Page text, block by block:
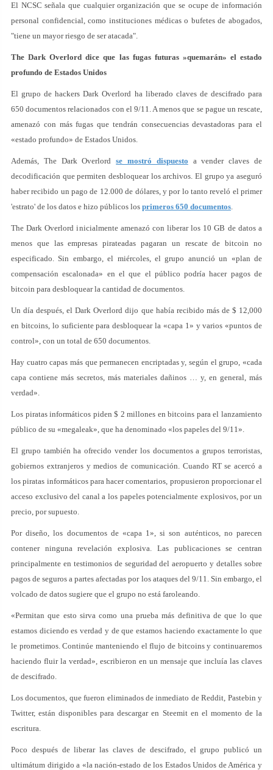
El NCSC señala que cualquier organización que se ocupe de información
personal confidencial, como instituciones médicas o bufetes de abogados,
"tiene un mayor riesgo de ser atacada".
The Dark Overlord dice que las fugas futuras »quemarán» el estado
profundo de Estados Unidos
El grupo de hackers Dark Overlord ha liberado claves de descifrado para
650 documentos relacionados con el 9/11. A menos que se pague un rescate,
amenazó con más fugas que tendrán consecuencias devastadoras para el
«estado profundo» de Estados Unidos.
Además, The Dark Overlordse mostró dispuesto a vender claves de
decodificación que permiten desbloquear los archivos. El grupo ya aseguró
haber recibido un pago de 12.000 de dólares, y por lo tanto reveló el primer
'estrato' de los datos e hizo públicos los primeros 650 documentos.
The Dark Overlord inicialmente amenazó con liberar los 10 GB de datos a
menos que las empresas pirateadas pagaran un rescate de bitcoin no
especificado. Sin embargo, el miércoles, el grupo anunció un «plan de
compensación escalonada» en el que el público podría hacer pagos de
bitcoin para desbloquear la cantidad de documentos.
Un día después, el Dark Overlord dijo que había recibido más de $ 12,000
en bitcoins, lo suficiente para desbloquear la «capa 1» y varios «puntos de
control», con un total de 650 documentos.
Hay cuatro capas más que permanecen encriptadas y, según el grupo, «cada
capa contiene más secretos, más materiales dañinos … y, en general, más
verdad».
Los piratas informáticos piden $ 2 millones en bitcoins para el lanzamiento
público de su «megaleak», que ha denominado «los papeles del 9/11».
El grupo también ha ofrecido vender los documentos a grupos terroristas,
gobiernos extranjeros y medios de comunicación. Cuando RT se acercó a
los piratas informáticos para hacer comentarios, propusieron proporcionar el
acceso exclusivo del canal a los papeles potencialmente explosivos, por un
precio, por supuesto.
Por diseño, los documentos de «capa 1», si son auténticos, no parecen
contener ninguna revelación explosiva. Las publicaciones se centran
principalmente en testimonios de seguridad del aeropuerto y detalles sobre
pagos de seguros a partes afectadas por los ataques del 9/11. Sin embargo, el
volcado de datos sugiere que el grupo no está faroleando.
«Permitan que esto sirva como una prueba más definitiva de que lo que
estamos diciendo es verdad y de que estamos haciendo exactamente lo que
le prometimos. Continúe manteniendo el flujo de bitcoins y continuaremos
haciendo fluir la verdad», escribieron en un mensaje que incluía las claves
de descifrado.
Los documentos, que fueron eliminados de inmediato de Reddit, Pastebin y
Twitter, están disponibles para descargar en Steemit en el momento de la
escritura.
Poco después de liberar las claves de descifrado, el grupo publicó un
ultimátum dirigido a «la nación-estado de los Estados Unidos de América y